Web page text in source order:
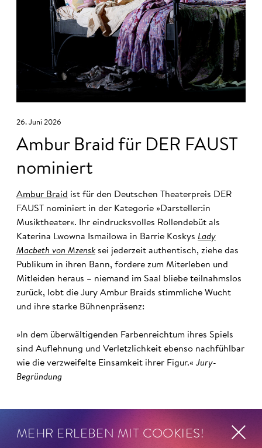
26. Juni 2026
Ambur Braid für DER FAUST
nominiert
Ambur Braid ist für den Deutschen Theaterpreis DER
FAUST nominiert in der Kategorie »Darsteller:in
Musiktheater«. Ihr eindrucksvolles Rollendebüt als
Katerina Lwowna Ismailowa in Barrie Koskys Lady
Macbeth von Mzensk sei jederzeit authentisch, ziehe das
Publikum in ihren Bann, fordere zum Miterleben und
Mitleiden heraus – niemand im Saal bliebe teilnahmslos
zurück, lobt die Jury Ambur Braids stimmliche Wucht
und ihre starke Bühnenpräsenz:
»In dem überwältigenden Farbenreichtum ihres Spiels
sind Auflehnung und Verletzlichkeit ebenso nachfühlbar
wie die verzweifelte Einsamkeit ihrer Figur.« Jury-
Begründung
MEHR ERLEBEN MIT COOKIES!